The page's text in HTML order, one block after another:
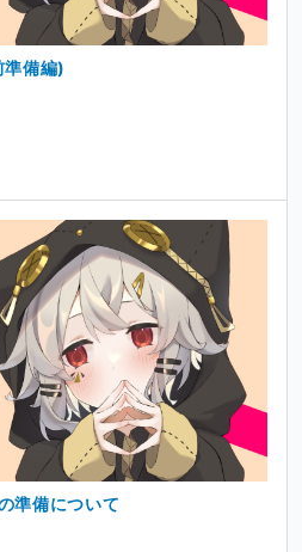
備編)
準備について